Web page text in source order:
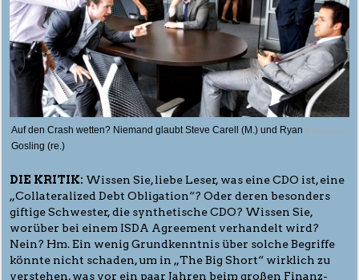
Auf den Crash wetten? Niemand glaubt Steve Carell (M.) und Ryan
Gosling (re.)
© Paramount
DIE KRITIK: Wissen Sie, liebe Leser, was eine CDO ist, eine
„Collateralized Debt Obligation“? Oder deren besonders
giftige Schwester, die synthetische CDO? Wissen Sie,
worüber bei einem ISDA Agreement verhandelt wird?
Nein? Hm. Ein wenig Grundkenntnis über solche Begriffe
könnte nicht schaden, um in „The Big Short“ wirklich zu
verstehen, was vor ein paar Jahren beim großen Finanz-